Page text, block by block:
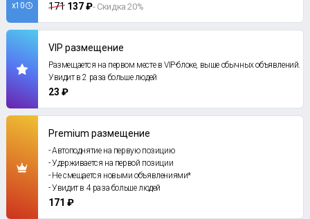
x10
171 137 ₽- Скидка 20%
VIP размещение
Размещается на первом месте в VIP-блоке, выше обычных объявлений.
Увидит в 2 раза больше людей
23 ₽
Premium размещение
- Автоподнятие на первую позицию
- Удерживается на первой позиции
- Не смещается новыми объявлениями*
- Увидит в 4 раза больше людей
171 ₽